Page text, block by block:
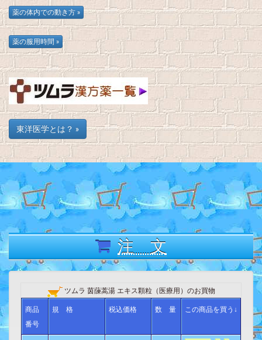
東洋医学とは？ »
注 文
ツムラ 茵蔯蒿湯 エキス顆粒（医療用）のお買物
商品
番号
規 格 税込価格 数 量 この商品を買う↓